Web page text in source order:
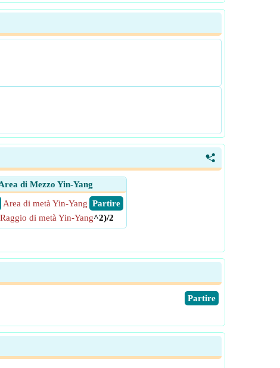
<
di Mezzo Yin-Yang
​ Partire
Area di metà Yin-Yang
Raggio di metà Yin-Yang^2)/2
​Partire